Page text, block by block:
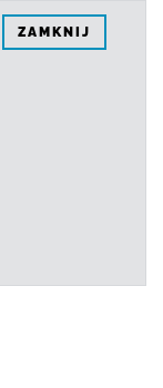
ZAMKNIJ